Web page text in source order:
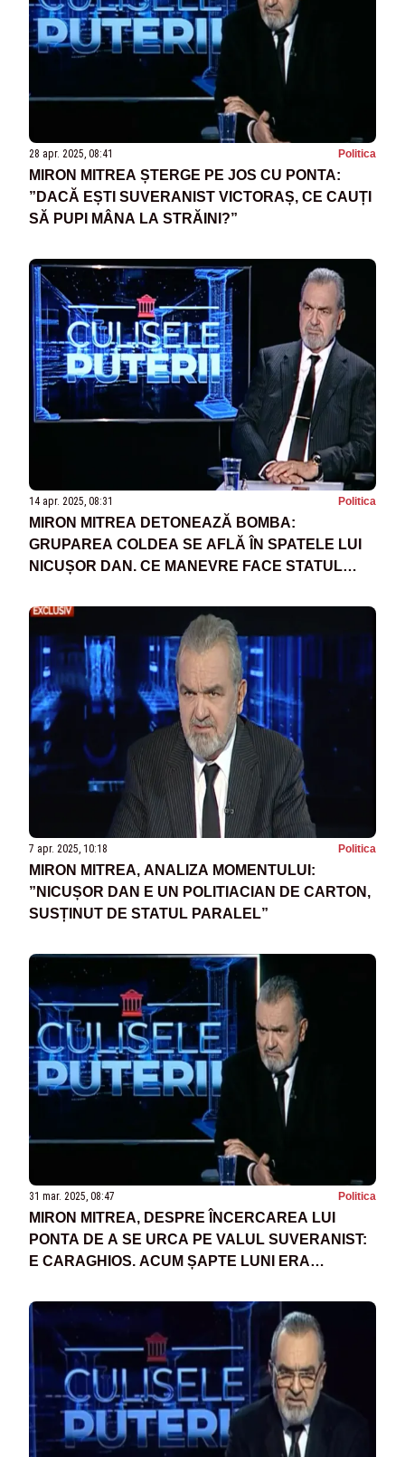
28 apr. 2025, 08:41 Politica
MIRON MITREA ȘTERGE PE JOS CU PONTA:
”DACĂ EȘTI SUVERANIST VICTORAȘ, CE CAUȚI
SĂ PUPI MÂNA LA STRĂINI?”
14 apr. 2025, 08:31 Politica
MIRON MITREA DETONEAZĂ BOMBA:
GRUPAREA COLDEA SE AFLĂ ÎN SPATELE LUI
NICUȘOR DAN. CE MANEVRE FACE STATUL
FAȚĂ
7 apr. 2025, 10:18 Politica
MIRON MITREA, ANALIZA MOMENTULUI:
”NICUȘOR DAN E UN POLITIACIAN DE CARTON,
SUSȚINUT DE STATUL PARALEL”
31 mar. 2025, 08:47 Politica
MIRON MITREA, DESPRE ÎNCERCAREA LUI
PONTA DE A SE URCA PE VALUL SUVERANIST:
E CARAGHIOS. ACUM ȘAPTE LUNI ERA